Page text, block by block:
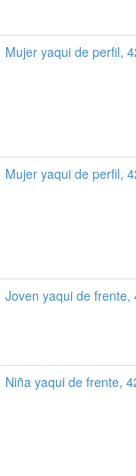
Mujer yaqui de perfil,
Mujer yaqui de perfil,
Joven yaqui de frente,
Niña yaqui de frente,